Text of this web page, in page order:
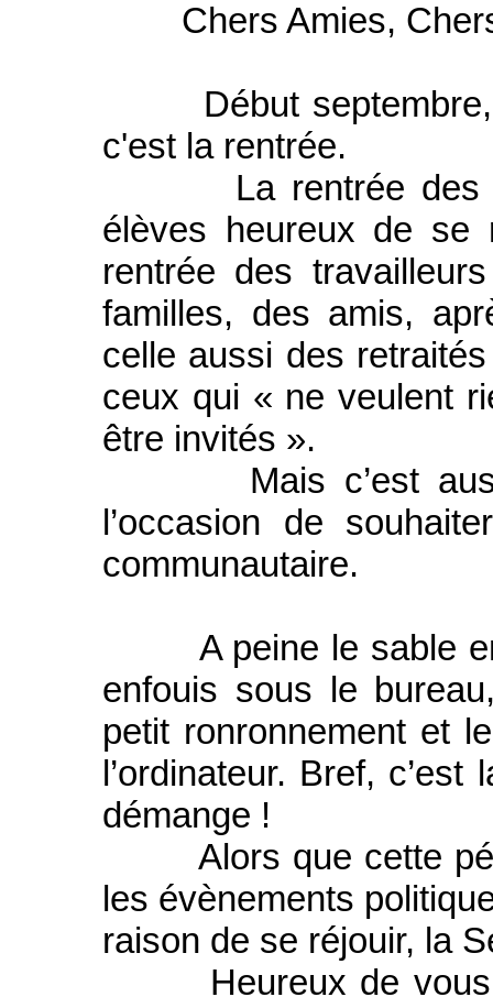
Chers Amies,
Début septembre,
c'est la rentrée.
La rentrée des
élèves heureux de se
rentrée des
familles, des amis,
celle aussi des
ceux qui « ne veulent
être invités ».
Mais c’est aussi
l’occasion de
communautaire.
A peine le sable
enfouis sous le
petit ronronnement et
l’ordinateur. Bref,
démange !
Alors que cette
les évènements
raison de se réjouir, la
Heureux de vous